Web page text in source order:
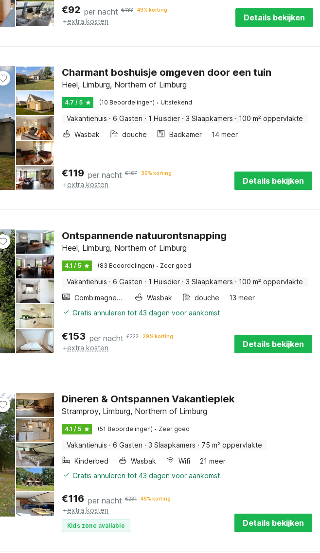
€92 per nacht €183 49% korting
+extra kosten Details bekijken
Charmant boshuisje omgeven door een tuin
Heel, Limburg, Northern of Limburg
4.7 / 5 (10 Beoordelingen) · Uitstekend
Vakantiehuis · 6 Gasten · 1 Huisdier · 3 Slaapkamers · 100 m² oppervlakte
Wasbak
douche Badkamer 14 meer
€119 per nacht €167 30% korting
+extra kosten Details bekijken
Ontspannende natuurontsnapping
Heel, Limburg, Northern of Limburg
4.1 / 5 (83 Beoordelingen) · Zeer goed
Vakantiehuis · 6 Gasten · 1 Huisdier · 3 Slaapkamers · 100 m² oppervlakte
Combimagnetron
Wasbak douche
13 meer
Gratis annuleren tot 43 dagen voor aankomst
€153 per nacht €222 29% korting
+extra kosten Details bekijken
Dineren & Ontspannen Vakantieplek
Stramproy, Limburg, Northern of Limburg
4.1 / 5 (51 Beoordelingen) · Zeer goed
Vakantiehuis · 6 Gasten · 3 Slaapkamers · 75 m² oppervlakte
Kinderbed
Wasbak Wifi
21 meer
Gratis annuleren tot 43 dagen voor aankomst
€116 per nacht €231 49% korting
+extra kosten
Kids zone available Details bekijken